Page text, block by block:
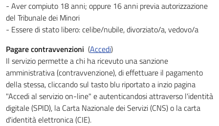
- Aver compiuto 18 anni; oppure 16 anni previa autorizzazione
del Tribunale dei Minori
- Essere di stato libero: celibe/nubile, divorziato/a, vedovo/a
Pagare contravvenzioni (Accedi)
Il servizio permette a chi ha ricevuto una sanzione
amministrativa (contravvenzione), di effettuare il pagamento
della stessa, cliccando sul tasto blu riportato a inzio pagina
"Accedi al servizio on-line" e autenticandosi attraverso l'identità
digitale (SPID), la Carta Nazionale dei Servizi (CNS) o la carta
d'identità elettronica (CIE).